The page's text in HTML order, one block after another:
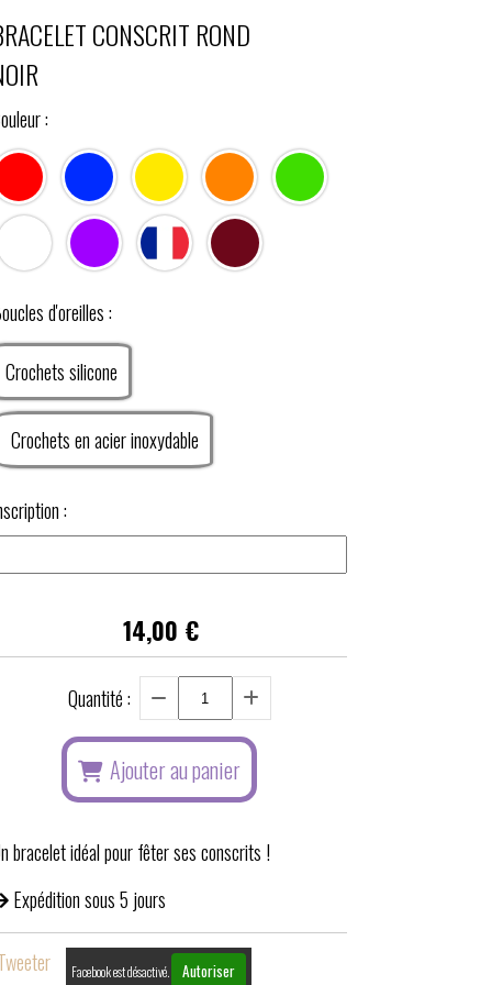
CONSCRIT ROND
:
d'oreilles :
Crochets silicone
Crochets en acier inoxydable
:
14,00 €
Quantité :
Ajouter au panier
bracelet idéal pour fêter ses conscrits !
Expédition sous 5 jours
Facebook est désactivé. Autoriser